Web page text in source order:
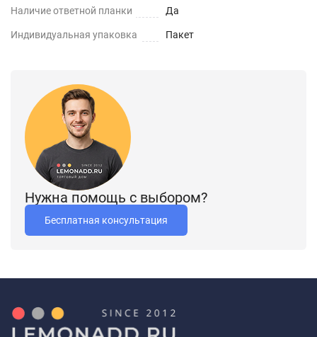
Наличие ответной планки Да
Индивидуальная упаковка Пакет
Нужна помощь с выбором?
Бесплатная консультация